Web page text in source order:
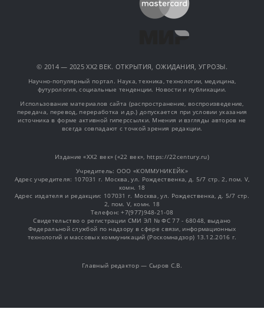
© 2014 — 2025 XX2 ВЕК. ОТКРЫТИЯ, ОЖИДАНИЯ, УГРОЗЫ.
Научно-популярный портал. Наука, техника, технологии, медицина,
футурология, социальные тенденции. Новости и публикации.
Использование материалов сайта (распространение, воспроизведение,
передача, перевод, переработка и др.) допускается при условии указания
источника в форме активной гиперссылки. Мнения и взгляды авторов не
всегда совпадают с точкой зрения редакции.
Издание «XX2 век» («22 век», https://22century.ru)
Учредитель: OOO «КОММУНИКЕЙК»
Адрес учредителя: 107031 г. Москва, ул. Рождественка, д. 5/7 стр. 2, пом. V,
комн. 18
Адрес издателя и редакции: 107031 г. Москва, ул. Рождественка, д. 5/7 стр.
2, пом. V, комн. 18
Телефон: +7(977)948-21-08
Свидетельство о регистрации СМИ ЭЛ № ФС 77 - 68048, выдано
Федеральной службой по надзору в сфере связи, информационных
технологий и массовых коммуникаций (Роскомнадзор) 13.12.2016 г.
Главный редактор — Сыров С.В.